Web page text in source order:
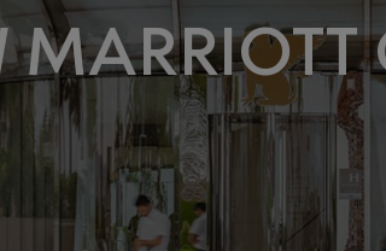
MARRIOTT